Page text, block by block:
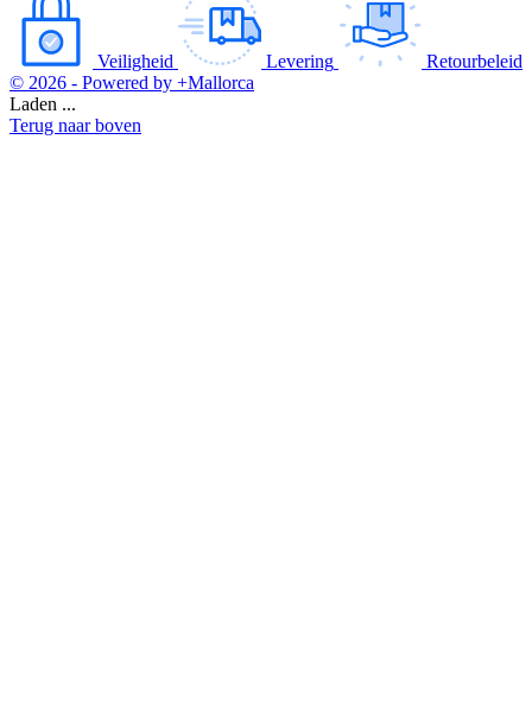
Veiligheid Levering
Retourbeleid
© 2026 - Powered by +Mallorca
Laden ...
Terug naar boven